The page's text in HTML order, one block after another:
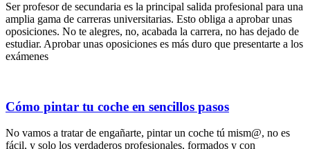
Ser profesor de secundaria es la principal salida profesional para una
amplia gama de carreras universitarias. Esto obliga a aprobar unas
oposiciones. No te alegres, no, acabada la carrera, no has dejado de
estudiar. Aprobar unas oposiciones es más duro que presentarte a los
exámenes
Cómo pintar tu coche en sencillos pasos
No vamos a tratar de engañarte, pintar un coche tú mism@, no es
fácil, y solo los verdaderos profesionales, formados y con